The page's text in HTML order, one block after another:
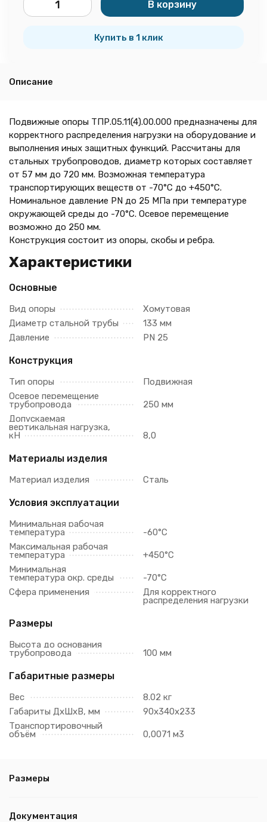
В корзину
Купить в 1 клик
Описание
Подвижные опоры ТПР.05.11(4).00.000 предназначены для
корректного распределения нагрузки на оборудование и
выполнения иных защитных функций. Рассчитаны для
стальных трубопроводов, диаметр которых составляет
от 57 мм до 720 мм. Возможная температура
транспортирующих веществ от -70°C до +450°C.
Номинальное давление PN до 25 МПа при температуре
окружающей среды до -70°C. Осевое перемещение
возможно до 250 мм.
Конструкция состоит из опоры, скобы и ребра.
Характеристики
Основные
Вид опоры
Хомутовая
Диаметр стальной трубы
133 мм
Давление
PN 25
Конструкция
Тип опоры
Подвижная
Осевое перемещение
трубопровода
250 мм
Допускаемая
вертикальная нагрузка,
кН 8,0
Материалы изделия
Материал изделия Сталь
Условия эксплуатации
Минимальная рабочая
температура
-60°C
Максимальная рабочая
температура
+450°C
Минимальная
температура окр. среды
-70°C
Сфера применения
Для корректного
распределения нагрузки
Размеры
Высота до основания
трубопровода 100 мм
Габаритные размеры
Вес
8.02 кг
Габариты ДхШхВ, мм
90х340х233
Транспортировочный
объём 0,0071 м3
Размеры
Документация